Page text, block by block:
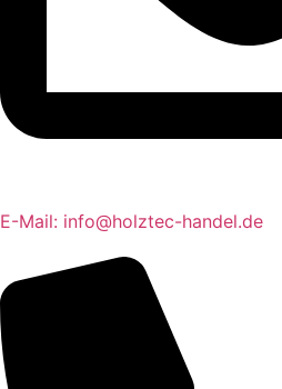
E-Mail: info@holztec-handel.de